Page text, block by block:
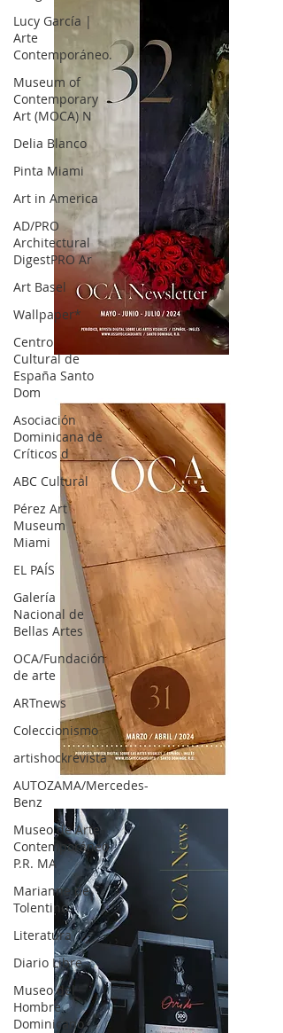
Lucy García |
Arte
Contemporáneo.
Museum of
Contemporary
Art (MOCA) N
Delia Blanco
Pinta Miami
Art in America
AD/PRO
Architectural
DigestPRO Ar
Art Basel
Wallpaper*
Centro
Cultural de
España Santo
Dom
Asociación
Dominicana de
Críticos d
ABC Cultural
Pérez Art
Museum
Miami
EL PAÍS
Galería
Nacional de
Bellas Artes
OCA/Fundación
de arte
ARTnews
Coleccionismo
artishockrevista
AUTOZAMA/Mercedes-
Benz
Museo de Arte
Contemporáneo
P.R. MA
Marianne de
Tolentino
Literatura
Diario Libre
Museo del
Hombre
Dominicano
OCA|News 32/ Mayo-Junio-Julio, 2023
OCA|News 31 / Marzo-Abril / 2024